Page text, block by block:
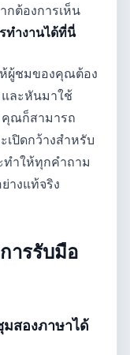
กต้องการเห็น
ทำงานได้ที่นี่
ผู้ชมของคุณต้อง
และหันมาใช้
คุณก็สามารถ
เปิดกว้างสำหรับ
ทำให้ทุกคำถาม
างแท้จริง
ารรับมือ
มสองภาษาได้